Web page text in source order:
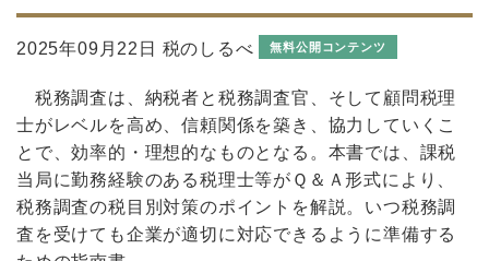
2025年09月22日 税のしるべ 無料公開コンテンツ
税務調査は、納税者と税務調査官、そして顧問税理
士がレベルを高め、信頼関係を築き、協力していくこ
とで、効率的・理想的なものとなる。本書では、課税
当局に勤務経験のある税理士等がＱ＆Ａ形式により、
税務調査の税目別対策のポイントを解説。いつ税務調
査を受けても企業が適切に対応できるように準備する